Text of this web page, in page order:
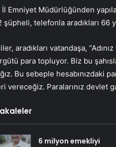
Emniyet Müdürlüğünden
şüpheli, telefonla aradıkları 66
aradıkları vatandaşa,
para topluyor. Biz bu
Bu sebeple hesabınızdaki
vereceğiz. Paralarınız devlet
6 milyon emekliyi